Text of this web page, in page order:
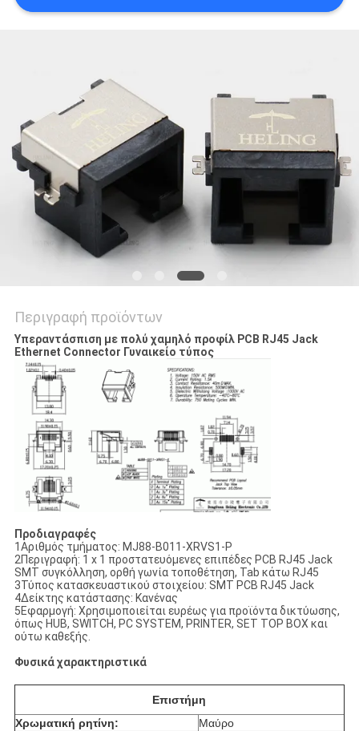
Περιγραφή προϊόντων
Υπεραντάσπιση με πολύ χαμηλό προφίλ PCB RJ45 Jack
Ethernet Connector Γυναικείο τύπος
Προδιαγραφές
1Αριθμός τμήματος: MJ88-B011-XRVS1-P
2Περιγραφή: 1 x 1 προστατευόμενες επιπέδες PCB RJ45 Jack
SMT συγκόλληση, ορθή γωνία τοποθέτηση, Tab κάτω RJ45
3Τύπος κατασκευαστικού στοιχείου: SMT PCB RJ45 Jack
4Δείκτης κατάστασης: Κανένας
5Εφαρμογή: Χρησιμοποιείται ευρέως για προϊόντα δικτύωσης,
όπως HUB, SWITCH, PC SYSTEM, PRINTER, SET TOP BOX και
ούτω καθεξής.
Φυσικά χαρακτηριστικά
Επιστήμη
Χρωματική ρητίνη:
Μαύρο